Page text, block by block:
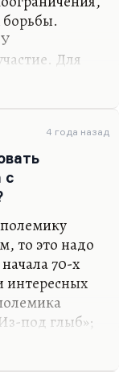
Для
—
часть
есть в
существует
Солженицына
4 года назад
с
то это надо
70-х
интересных
под глыб»;
Все три